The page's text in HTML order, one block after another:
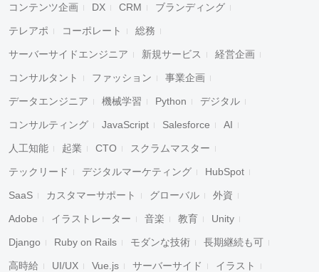
コンテンツ企画 DX CRM ブランディング
テレアポ コーポレート 総務
サーバーサイドエンジニア 新規サービス 経営企画
コンサルタント ファッション 事業企画
データエンジニア 機械学習 Python デジタル
コンサルティング JavaScript Salesforce AI
人工知能 起業 CTO スクラムマスター
テックリード デジタルマーケティング HubSpot
SaaS カスタマーサポート グローバル 外資
Adobe イラストレーター 音楽 教育 Unity
Django Ruby on Rails モダンな技術 長期継続も可
高時給 UI/UX Vue.js サーバーサイド イラスト